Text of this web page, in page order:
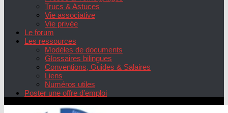
Trucs & Astuces
Vie associative
Vie privée
Le forum
Les ressources
Modèles de documents
Glossaires bilingues
Conventions, Guides & Salaires
Liens
Numéros utiles
Poster une offre d’emploi